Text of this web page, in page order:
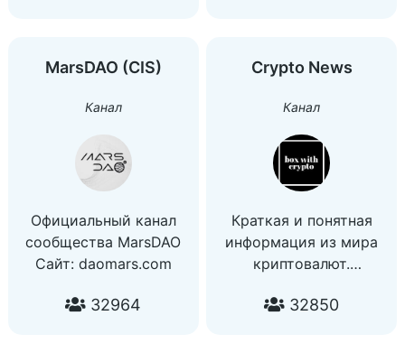
MarsDAO (CIS)
Канал
Официальный канал
сообщества MarsDAO
Сайт: daomars.com
32964
Crypto News
Канал
Краткая и понятная
информация из мира
криптовалют.
конкретика ⏱
32850